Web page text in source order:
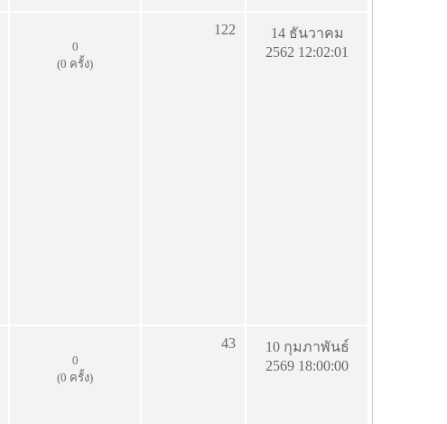
0
(0 ครั้ง)
122
14 ธันวาคม
2562 12:02:01
0
(0 ครั้ง)
43
10 กุมภาพันธ์
2569 18:00:00